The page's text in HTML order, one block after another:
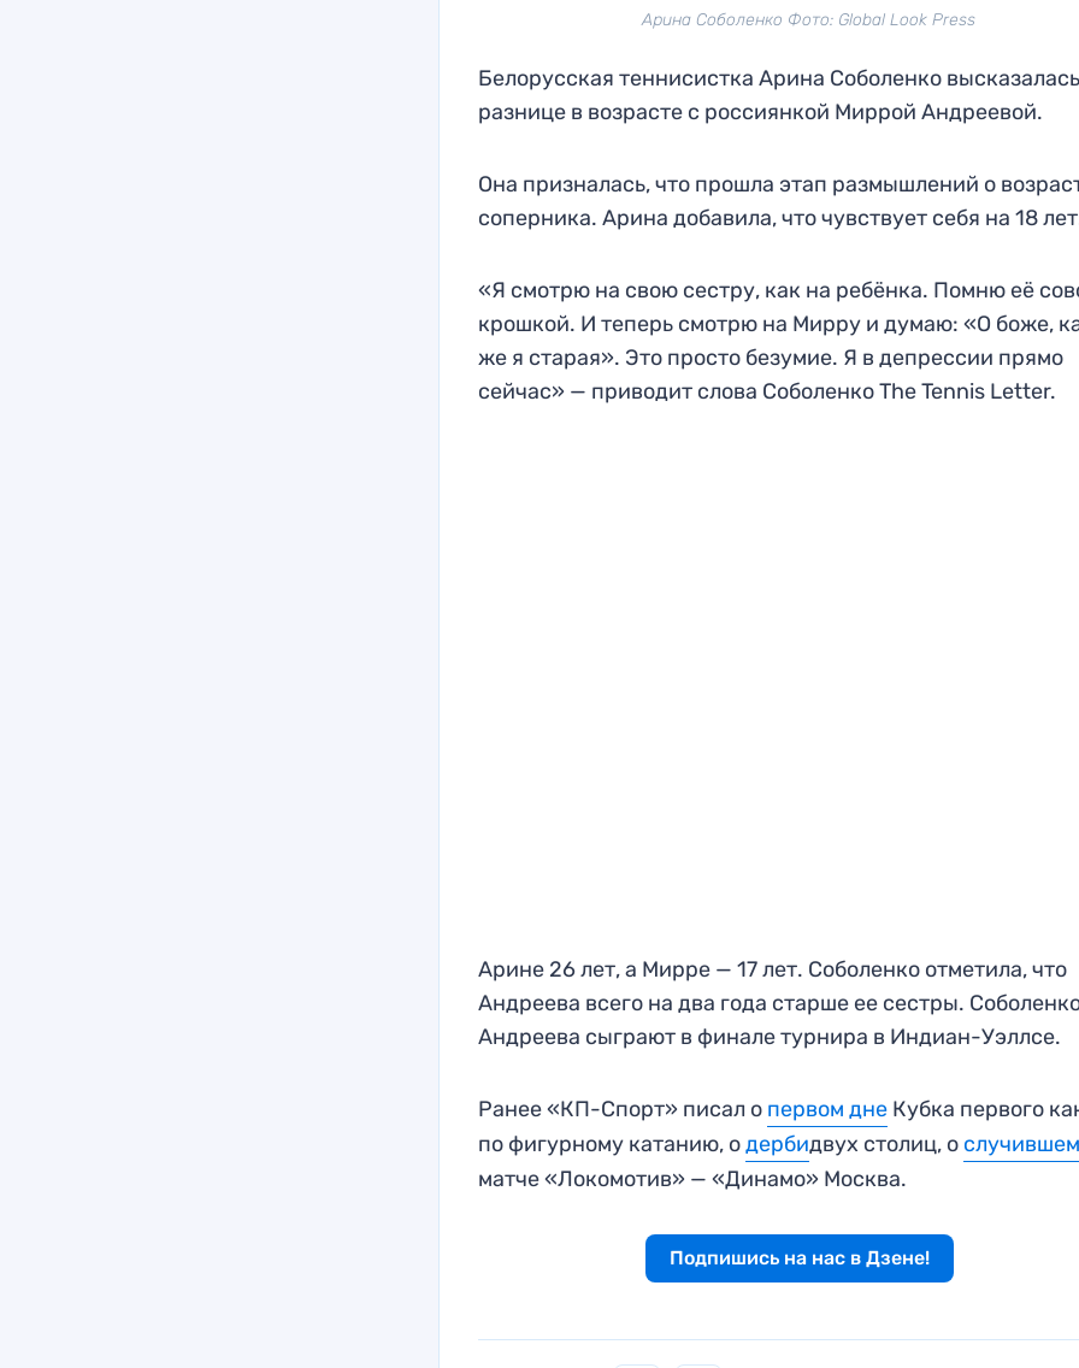
Арина Соболенко Фото: Global Look Press
Белорусская теннисистка Арина Соболенко
разнице в возрасте с россиянкой Миррой Андреевой.
Она призналась, что прошла этап размышлений о
соперника. Арина добавила, что чувствует себя на 18
«Я смотрю на свою сестру, как на ребёнка. Помню её
крошкой. И теперь смотрю на Мирру и думаю: «О боже,
же я старая». Это просто безумие. Я в депрессии прямо
сейчас» — приводит слова Соболенко The Tennis Letter.
Арине 26 лет, а Мирре — 17 лет. Соболенко отметила, что
Андреева всего на два года старше ее сестры.
Андреева сыграют в финале турнира в Индиан-Уэллсе.
Ранее «КП-Спорт» писал о первом дне Кубка первого
по фигурному катанию, одербидвух столиц, о
матче «Локомотив» — «Динамо» Москва.
Подпишись на нас в Дзене!